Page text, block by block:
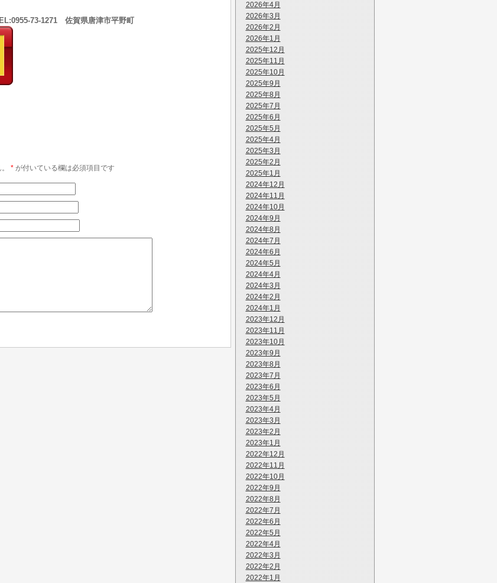
2026年4月
2026年3月
2026年2月
2026年1月
2025年12月
2025年11月
2025年10月
2025年9月
2025年8月
2025年7月
2025年6月
2025年5月
2025年4月
2025年3月
2025年2月
2025年1月
2024年12月
2024年11月
2024年10月
2024年9月
2024年8月
2024年7月
2024年6月
2024年5月
2024年4月
2024年3月
2024年2月
2024年1月
2023年12月
2023年11月
2023年10月
2023年9月
2023年8月
2023年7月
2023年6月
2023年5月
2023年4月
2023年3月
2023年2月
2023年1月
2022年12月
2022年11月
2022年10月
2022年9月
2022年8月
2022年7月
2022年6月
2022年5月
2022年4月
2022年3月
2022年2月
2022年1月
73-1271 佐賀県唐津市平野町
* が付いている欄は必須項目です